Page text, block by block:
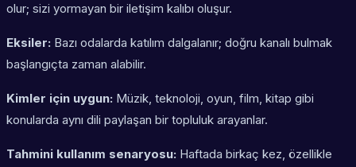
olur; sizi yormayan bir iletişim kalıbı oluşur.
Eksiler: Bazı odalarda katılım dalgalanır; doğru kanalı bulmak
başlangıçta zaman alabilir.
Kimler için uygun: Müzik, teknoloji, oyun, film, kitap gibi
konularda aynı dili paylaşan bir topluluk arayanlar.
Tahmini kullanım senaryosu: Haftada birkaç kez, özellikle